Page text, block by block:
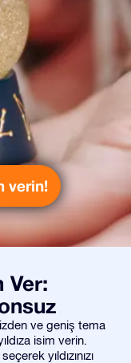
verin!
Ver:
ve geniş tema
isim verin.
yıldızınızı